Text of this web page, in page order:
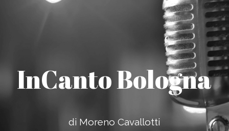
InCanto Bologna
di Moreno Cavallotti